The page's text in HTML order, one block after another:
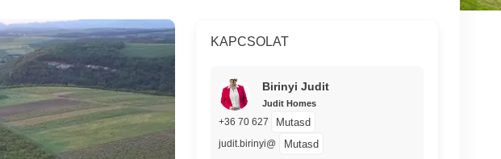
KAPCSOLAT
Birinyi Judit
Judit Homes
+36 70 627 Mutasd
judit.birinyi@ Mutasd